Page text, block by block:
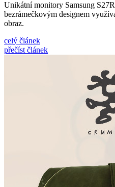
Unikátní monitory Samsung
bezrámečkovým designem
obraz.
celý článek
přečíst článek